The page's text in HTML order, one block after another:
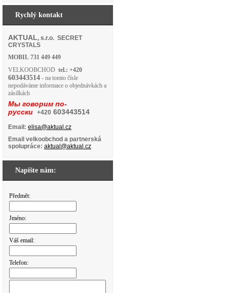
Rychlý kontakt
AKTUAL, s.r.o. SECRET
CRYSTALS
MOBIL 731 449 449
VELKOOBCHOD tel.: +420
603443514 - na tomto čísle
nepodáváme informace o objednávkách a
zásilkách
Мы говорим по-
русски +420 603443514
Email: elisa@aktual.cz
Email velkoobchod a partnerská
spolupráce: aktual@aktual.cz
Napište nám:
Předmět:
Jméno:
Váš email:
Telefon: